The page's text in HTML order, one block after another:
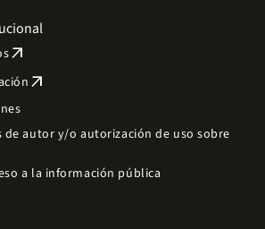
arrow_outward
arrow_outward
de autor y/o autorización de uso sobre
a la información pública